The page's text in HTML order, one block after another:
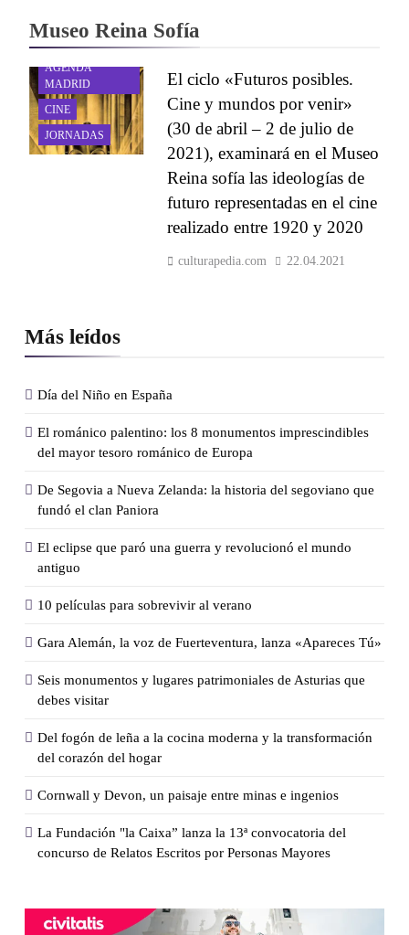
Más leídos
Día del Niño en España
El románico palentino: los 8 monumentos imprescindibles
del mayor tesoro románico de Europa
De Segovia a Nueva Zelanda: la historia del segoviano que
fundó el clan Paniora
El eclipse que paró una guerra y revolucionó el mundo
antiguo
10 películas para sobrevivir al verano
Gara Alemán, la voz de Fuerteventura, lanza «Apareces Tú»
Seis monumentos y lugares patrimoniales de Asturias que
debes visitar
Del fogón de leña a la cocina moderna y la transformación
del corazón del hogar
Cornwall y Devon, un paisaje entre minas e ingenios
La Fundación "la Caixa” lanza la 13ª convocatoria del
concurso de Relatos Escritos por Personas Mayores
Museo Reina Sofía
AGENDA
MADRID
CINE
JORNADAS
El ciclo «Futuros posibles.
Cine y mundos por venir»
(30 de abril – 2 de julio de
2021), examinará en el Museo
Reina sofía las ideologías de
futuro representadas en el cine
realizado entre 1920 y 2020
culturapedia.com 22.04.2021